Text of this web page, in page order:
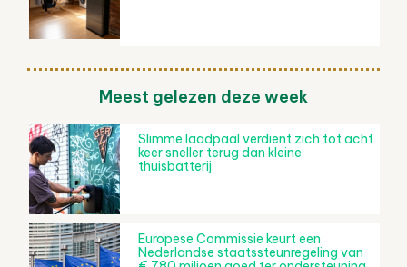
Meest gelezen deze week
Slimme laadpaal verdient zich tot acht
keer sneller terug dan kleine
thuisbatterij
Europese Commissie keurt een
Nederlandse staatssteunregeling van